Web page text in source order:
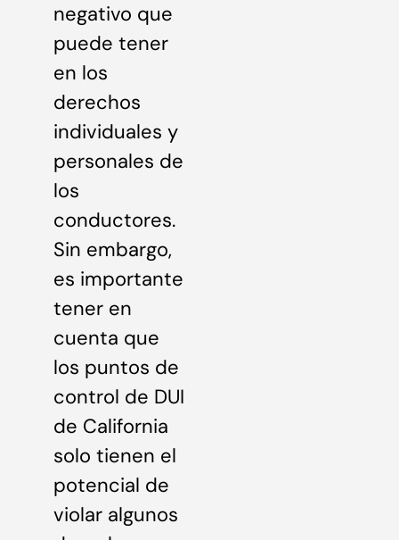
negativo que
puede tener
en los
derechos
individuales y
personales de
los
conductores.
Sin embargo,
es importante
tener en
cuenta que
los puntos de
control de DUI
de California
solo tienen el
potencial de
violar algunos